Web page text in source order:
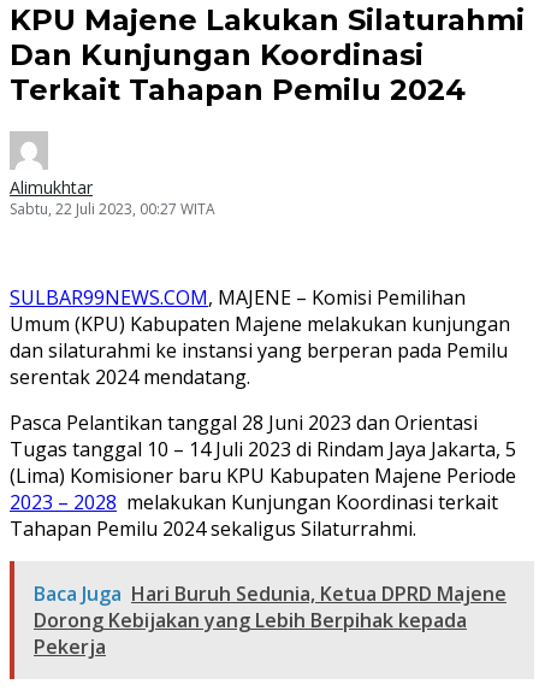
KPU Majene Lakukan Silaturahmi
Dan Kunjungan Koordinasi
Terkait Tahapan Pemilu 2024
Alimukhtar
Sabtu, 22 Juli 2023, 00:27 WITA
SULBAR99NEWS.COM, MAJENE – Komisi Pemilihan
Umum (KPU) Kabupaten Majene melakukan kunjungan
dan silaturahmi ke instansi yang berperan pada Pemilu
serentak 2024 mendatang.
Pasca Pelantikan tanggal 28 Juni 2023 dan Orientasi
Tugas tanggal 10 – 14 Juli 2023 di Rindam Jaya Jakarta, 5
(Lima) Komisioner baru KPU Kabupaten Majene Periode
2023 – 2028 melakukan Kunjungan Koordinasi terkait
Tahapan Pemilu 2024 sekaligus Silaturrahmi.
Baca Juga Hari Buruh Sedunia, Ketua DPRD Majene
Dorong Kebijakan yang Lebih Berpihak kepada
Pekerja